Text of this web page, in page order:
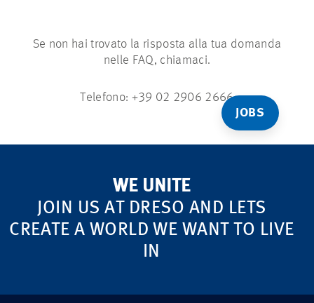
JOBS
Se non hai trovato la risposta alla tua domanda
nelle FAQ, chiamaci.
Telefono: +39 02 2906 2666
WE UNITE
JOIN US AT DRESO AND LETS
CREATE A WORLD WE WANT TO LIVE
IN